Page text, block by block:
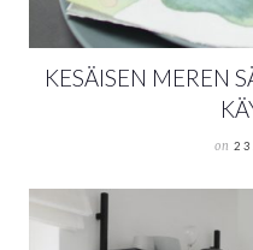
KESÄISEN MEREN
on